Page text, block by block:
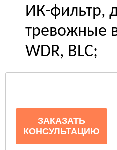
ИК-фильтр,
тревожные
WDR, BLC;
ЗАКАЗАТЬ
КОНСУЛЬТАЦИЮ